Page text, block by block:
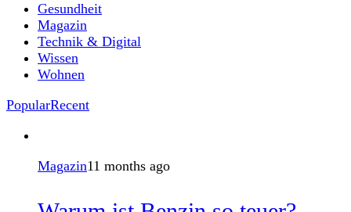
Gesundheit
Magazin
Technik & Digital
Wissen
Wohnen
PopularRecent
Magazin11 months ago